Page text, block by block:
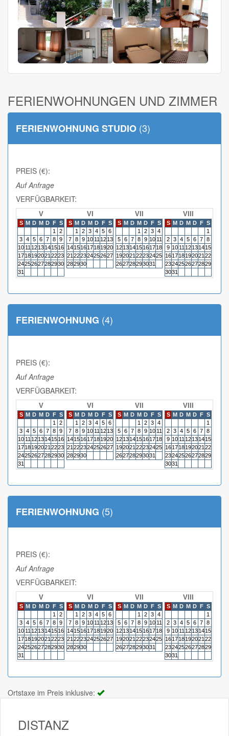
FERIENWOHNUNGEN UND ZIMMER
FERIENWOHNUNG STUDIO (3)
PREIS (€):
Auf Anfrage
VERFÜGBARKEIT:
V
S M D M D F S
1
2
3 4 5 6 7 8 9
10 11 1213141516
1718192021 2223
24252627282930
31
VI
S M D M D F S
1
2 3 4 5 6
7 8 9 10 11 1213
14151617181920
21 222324252627
282930
VII
S M D M D F S
1
2 3 4
5 6 7 8 9 10 11
12131415161718
192021 22232425
262728293031
VIII
S M D M D F S
1
2 3 4 5 6 7 8
9 10 11 12131415
161718192021 22
23242526272829
3031
FERIENWOHNUNG (4)
PREIS (€):
Auf Anfrage
VERFÜGBARKEIT:
V
S M D M D F S
1
2
3 4 5 6 7 8 9
10 11 1213141516
1718192021 2223
24252627282930
31
VI
S M D M D F S
1
2 3 4 5 6
7 8 9 10 11 1213
14151617181920
21 222324252627
282930
VII
S M D M D F S
1
2 3 4
5 6 7 8 9 10 11
12131415161718
192021 22232425
262728293031
VIII
S M D M D F S
1
2 3 4 5 6 7 8
9 10 11 12131415
161718192021 22
23242526272829
3031
FERIENWOHNUNG (5)
PREIS (€):
Auf Anfrage
VERFÜGBARKEIT:
V
S M D M D F S
1
2
3 4 5 6 7 8 9
10 11 1213141516
1718192021 2223
24252627282930
31
VI
S M D M D F S
1
2 3 4 5 6
7 8 9 10 11 1213
14151617181920
21 222324252627
282930
VII
S M D M D F S
1
2 3 4
5 6 7 8 9 10 11
12131415161718
192021 22232425
262728293031
VIII
S M D M D F S
1
2 3 4 5 6 7 8
9 10 11 12131415
161718192021 22
23242526272829
3031
Ortstaxe im Preis inklusive:
DISTANZ